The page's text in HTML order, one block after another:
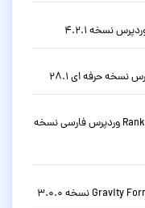
دانلود افزونه سئو حرفه ای رنک مث Rank Math Pro وردپرس فارسی نسخه